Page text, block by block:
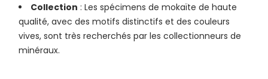
Collection : Les spécimens de mokaïte de haute
qualité, avec des motifs distinctifs et des couleurs
vives, sont très recherchés par les collectionneurs de
minéraux.